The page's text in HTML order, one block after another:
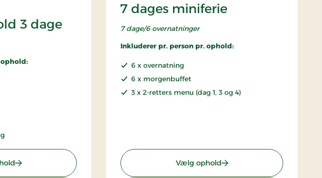
3 dage
: weekend- og hverdagsophold 3 dage
7 dages miniferie
7 dage/6 overnatninger
Inkluderer pr. person pr. ophold:
6 x overnatning
6 x morgenbuffet
3 x 2-retters menu (dag 1, 3 og 4)
Vælg ophold: 7 dages miniferie